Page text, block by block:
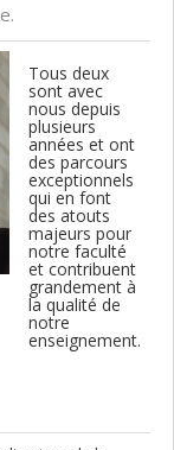
Tous deux
sont avec
nous depuis
plusieurs
années et ont
des parcours
exceptionnels
qui en font
des atouts
majeurs pour
notre faculté
et contribuent
grandement à
la qualité de
notre
enseignement.